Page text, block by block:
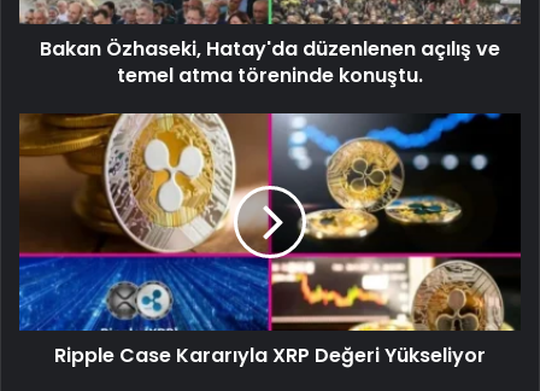
Bakan Özhaseki, Hatay'da düzenlenen açılış ve
temel atma töreninde konuştu.
Ripple Case Kararıyla XRP Değeri Yükseliyor